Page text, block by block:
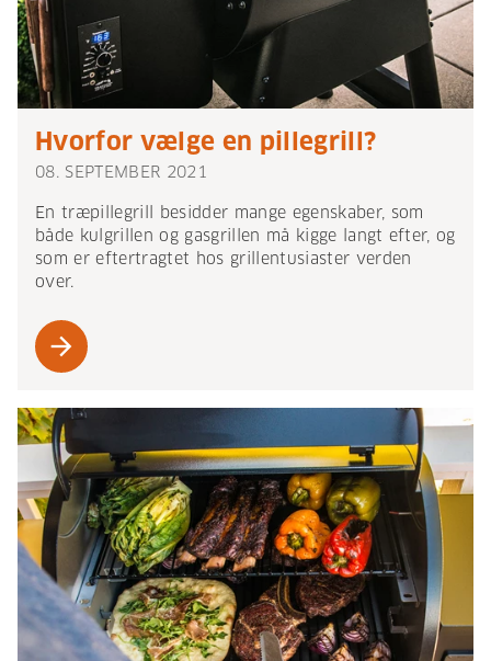
Hvorfor vælge en pillegrill?
08. SEPTEMBER 2021
En træpillegrill besidder mange egenskaber, som
både kulgrillen og gasgrillen må kigge langt efter, og
som er eftertragtet hos grillentusiaster verden
over.
arrow_forward